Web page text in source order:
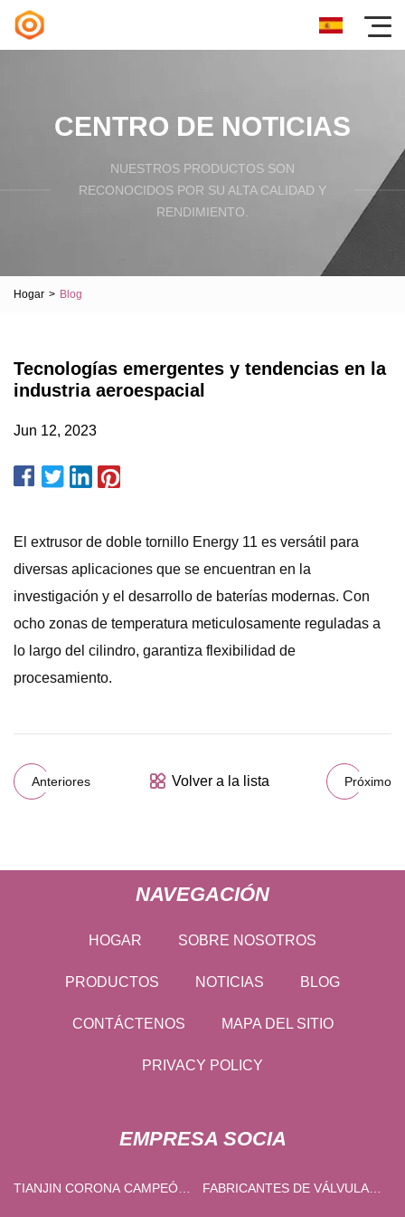
CENTRO DE NOTICIAS
NUESTROS PRODUCTOS SON
RECONOCIDOS POR SU ALTA CALIDAD Y
RENDIMIENTO.
Hogar > Blog
Tecnologías emergentes y tendencias en la
industria aeroespacial
Jun 12, 2023
El extrusor de doble tornillo Energy 11 es versátil para
diversas aplicaciones que se encuentran en la
investigación y el desarrollo de baterías modernas. Con
ocho zonas de temperatura meticulosamente reguladas a
lo largo del cilindro, garantiza flexibilidad de
procesamiento.
Anteriores Volver a la lista Próximo
NAVEGACIÓN
HOGAR SOBRE NOSOTROS
PRODUCTOS NOTICIAS BLOG
CONTÁCTENOS MAPA DEL SITIO
PRIVACY POLICY
EMPRESA SOCIA
TIANJIN CORONA CAMPEÓN
FABRICANTES DE VÁLVULAS